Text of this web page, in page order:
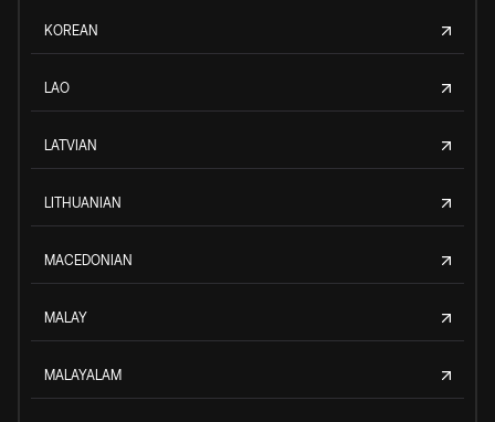
KOREAN
LAO
LATVIAN
LITHUANIAN
MACEDONIAN
MALAY
MALAYALAM